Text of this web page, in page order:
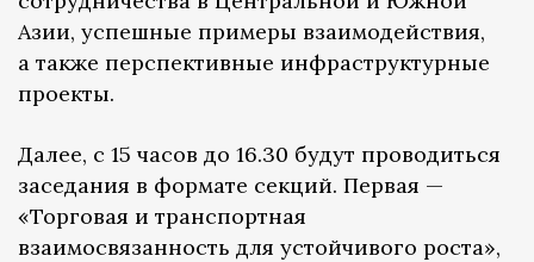
Азии, успешные примеры взаимодействия,
а также перспективные инфраструктурные
проекты.
Далее, с 15 часов до 16.30 будут проводиться
заседания в формате секций. Первая —
«Торговая и транспортная
взаимосвязанность для устойчивого роста»,